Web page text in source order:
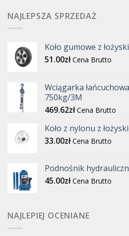
NAJLEPSZA SPRZEDAŻ
Koło gumowe z
51.00zł Cena Brutto
Wciągarka
750kg/3M
469.62zł Cena Brutto
Koło z nylonu z
33.00zł Cena Brutto
Podnośnik
45.00zł Cena Brutto
NAJLEPIEJ OCENIANE